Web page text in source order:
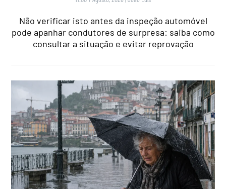
Não verificar isto antes da inspeção automóvel
pode apanhar condutores de surpresa: saiba como
consultar a situação e evitar reprovação